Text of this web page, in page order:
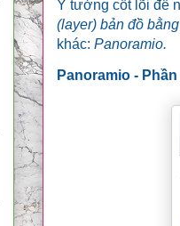
Ý tưởng cốt lõi để
(layer) bản đồ
khác: Panoramio.
Panoramio -